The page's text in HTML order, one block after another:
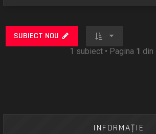
SUBIECT NOU
1 subiect • Pagina 1 din
INFORMAŢIE